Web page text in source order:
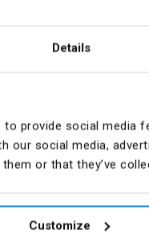
Details
provide social media
social media,
or that they’ve
Customize
електромонтажних
монтажу та
8:00 - 13:00